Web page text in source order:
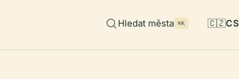
Hledat města ⌘K 🇨🇿CS